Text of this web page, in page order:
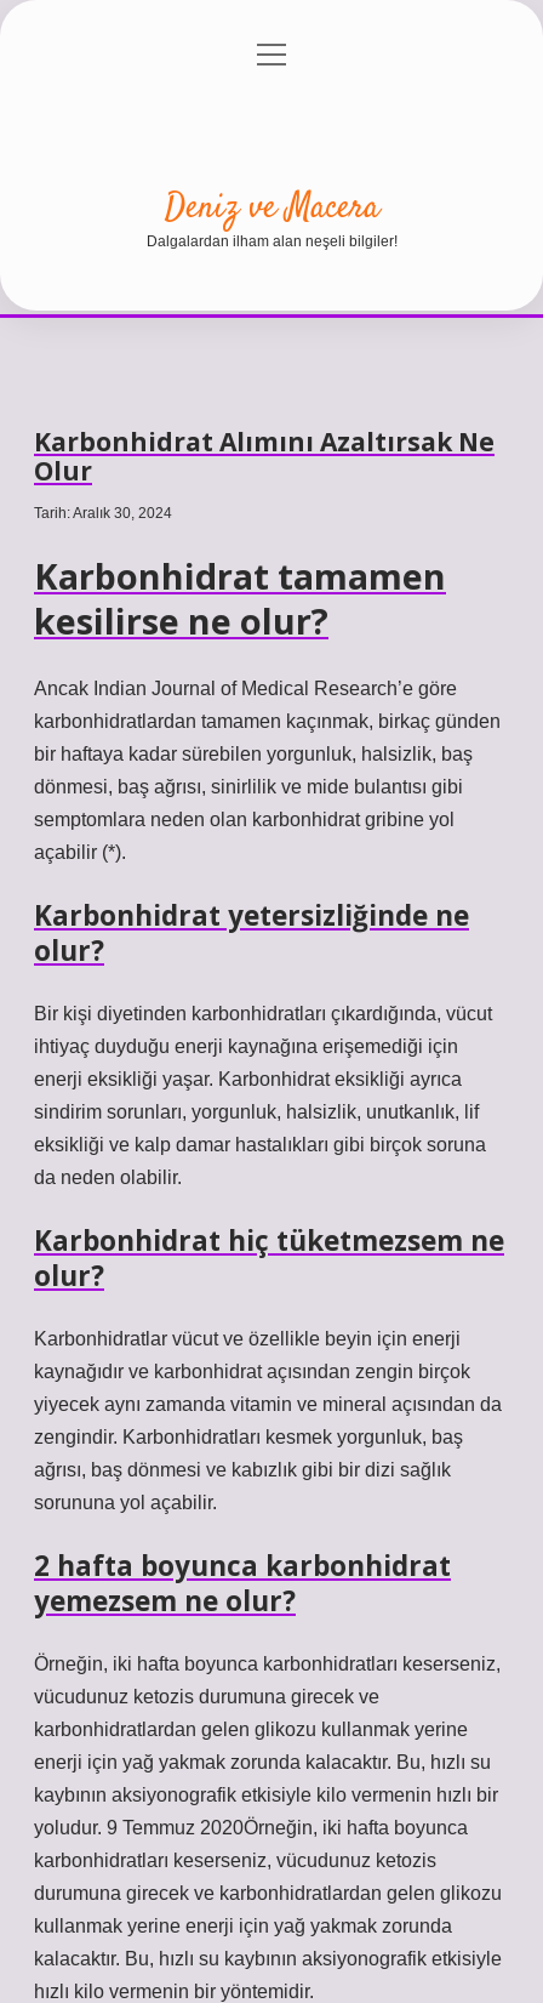
Gizlilik Politikası
menüyü
Deniz ve Macera
Dalgalardan ilham alan neşeli bilgiler!
Karbonhidrat Alımını Azaltırsak Ne
Olur
Tarih: Aralık 30, 2024
Karbonhidrat tamamen
kesilirse ne olur?
Ancak Indian Journal of Medical Research’e göre
karbonhidratlardan tamamen kaçınmak, birkaç günden
bir haftaya kadar sürebilen yorgunluk, halsizlik, baş
dönmesi, baş ağrısı, sinirlilik ve mide bulantısı gibi
semptomlara neden olan karbonhidrat gribine yol
açabilir (*).
Karbonhidrat yetersizliğinde ne
olur?
Bir kişi diyetinden karbonhidratları çıkardığında, vücut
ihtiyaç duyduğu enerji kaynağına erişemediği için
enerji eksikliği yaşar. Karbonhidrat eksikliği ayrıca
sindirim sorunları, yorgunluk, halsizlik, unutkanlık, lif
eksikliği ve kalp damar hastalıkları gibi birçok soruna
da neden olabilir.
Karbonhidrat hiç tüketmezsem ne
olur?
Karbonhidratlar vücut ve özellikle beyin için enerji
kaynağıdır ve karbonhidrat açısından zengin birçok
yiyecek aynı zamanda vitamin ve mineral açısından da
zengindir. Karbonhidratları kesmek yorgunluk, baş
ağrısı, baş dönmesi ve kabızlık gibi bir dizi sağlık
sorununa yol açabilir.
2 hafta boyunca karbonhidrat
yemezsem ne olur?
Örneğin, iki hafta boyunca karbonhidratları keserseniz,
vücudunuz ketozis durumuna girecek ve
karbonhidratlardan gelen glikozu kullanmak yerine
enerji için yağ yakmak zorunda kalacaktır. Bu, hızlı su
kaybının aksiyonografik etkisiyle kilo vermenin hızlı bir
yoludur. 9 Temmuz 2020Örneğin, iki hafta boyunca
karbonhidratları keserseniz, vücudunuz ketozis
durumuna girecek ve karbonhidratlardan gelen glikozu
kullanmak yerine enerji için yağ yakmak zorunda
kalacaktır. Bu, hızlı su kaybının aksiyonografik etkisiyle
hızlı kilo vermenin bir yöntemidir.